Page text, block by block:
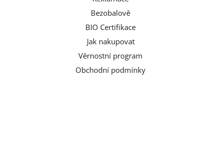
Bezobalově
BIO Certifikace
Jak nakupovat
Věrnostní program
Obchodní podmínky